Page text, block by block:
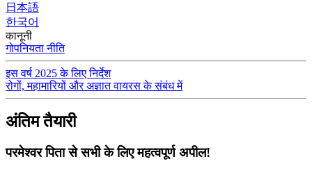
日本語
한국어
कानूनी
गोपनियता नीति
इस वर्ष 2025 के लिए निर्देश
रोगों, महामारियों और अज्ञात वायरस के संबंध में
अंतिम तैयारी
परमेश्वर पिता से सभी के लिए महत्वपूर्ण अपील!